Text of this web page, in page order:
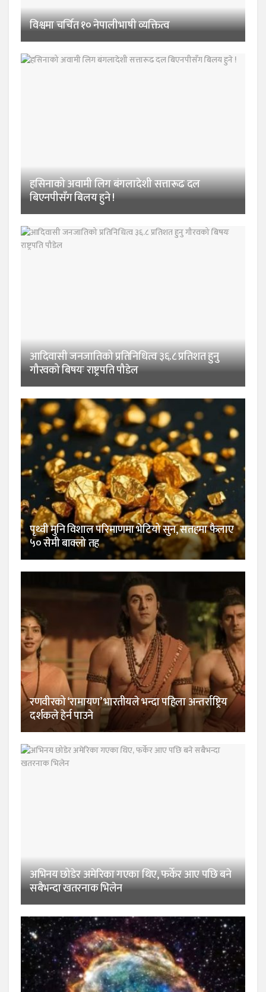
विश्वमा चर्चित १० नेपालीभाषी व्यक्तित्व
हसिनाको अवामी लिग बंगलादेशी सत्तारूढ दल
बिएनपीसँग बिलय हुने !
आदिवासी जनजातिको प्रतिनिधित्व ३६.८ प्रतिशत हुनु
गौरवको बिषयः राष्ट्रपति पौडेल
पृथ्वी मुनि विशाल परिमाणमा भेटियो सुन, सतहमा फैलाए
५० सेमी बाक्लो तह
रणवीरको ‘रामायण’ भारतीयले भन्दा पहिला अन्तर्राष्ट्रिय
दर्शकले हेर्न पाउने
अभिनय छोडेर अमेरिका गएका थिए, फर्केर आए पछि बने
सबैभन्दा खतरनाक भिलेन